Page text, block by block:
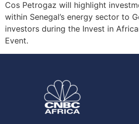
Cos Petrogaz will highlight
within Senegal’s energy sector to
investors during the Invest in
Event.